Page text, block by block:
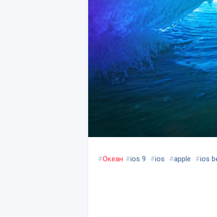
#Океан #ios 9 #ios #apple #ios